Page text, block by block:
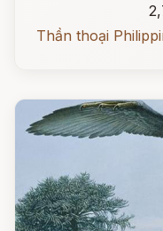
Thần thoại